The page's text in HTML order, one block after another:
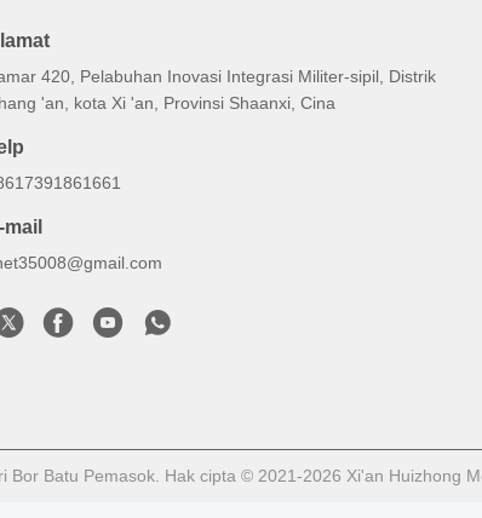
420, Pelabuhan Inovasi Integrasi Militer-sipil, Distrik
'an, kota Xi 'an, Provinsi Shaanxi, Cina
mail
Bor Batu Pemasok. Hak cipta © 2021-2026 Xi'an Huizhong